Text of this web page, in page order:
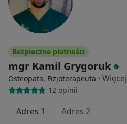
Bezpieczne płatności
mgr Kamil Grygoruk
Osteopata, Fizjoterapeuta · Więcej
12 opinii
Adres 1 Adres 2